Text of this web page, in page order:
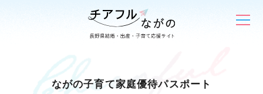
ながの子育て家庭優待パスポート